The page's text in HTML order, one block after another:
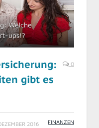
Welche
ups!?
gibt es
0
2016 FINANZEN